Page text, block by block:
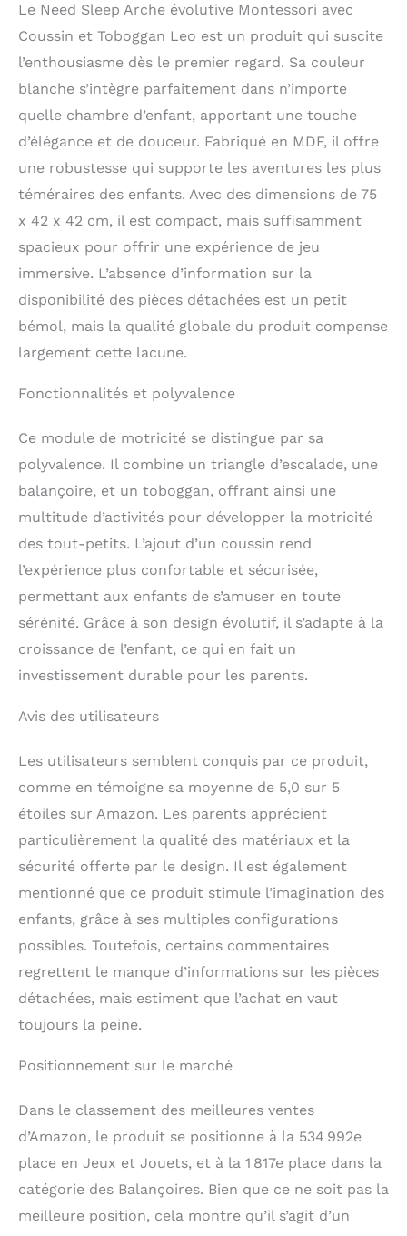
Le Need Sleep Arche évolutive Montessori avec
Coussin et Toboggan Leo est un produit qui suscite
l’enthousiasme dès le premier regard. Sa couleur
blanche s’intègre parfaitement dans n’importe
quelle chambre d’enfant, apportant une touche
d’élégance et de douceur. Fabriqué en MDF, il offre
une robustesse qui supporte les aventures les plus
téméraires des enfants. Avec des dimensions de 75
x 42 x 42 cm, il est compact, mais suffisamment
spacieux pour offrir une expérience de jeu
immersive. L’absence d’information sur la
disponibilité des pièces détachées est un petit
bémol, mais la qualité globale du produit compense
largement cette lacune.
Fonctionnalités et polyvalence
Ce module de motricité se distingue par sa
polyvalence. Il combine un triangle d’escalade, une
balançoire, et un toboggan, offrant ainsi une
multitude d’activités pour développer la motricité
des tout-petits. L’ajout d’un coussin rend
l’expérience plus confortable et sécurisée,
permettant aux enfants de s’amuser en toute
sérénité. Grâce à son design évolutif, il s’adapte à la
croissance de l’enfant, ce qui en fait un
investissement durable pour les parents.
Avis des utilisateurs
Les utilisateurs semblent conquis par ce produit,
comme en témoigne sa moyenne de 5,0 sur 5
étoiles sur Amazon. Les parents apprécient
particulièrement la qualité des matériaux et la
sécurité offerte par le design. Il est également
mentionné que ce produit stimule l’imagination des
enfants, grâce à ses multiples configurations
possibles. Toutefois, certains commentaires
regrettent le manque d’informations sur les pièces
détachées, mais estiment que l’achat en vaut
toujours la peine.
Positionnement sur le marché
Dans le classement des meilleures ventes
d’Amazon, le produit se positionne à la 534 992e
place en Jeux et Jouets, et à la 1 817e place dans la
catégorie des Balançoires. Bien que ce ne soit pas la
meilleure position, cela montre qu’il s’agit d’un